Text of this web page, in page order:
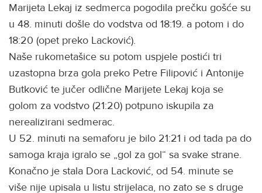
Marijeta Lekaj iz sedmerca pogodila prečku gošće su
u 48. minuti došle do vodstva od 18:19. a potom i do
18:20 (opet preko Lacković).
Naše rukometašice su potom uspjele postići tri
uzastopna brza gola preko Petre Filipović i Antonije
Butković te jučer odlične Marijete Lekaj koja se
golom za vodstvo (21:20) potpuno iskupila za
nerealizirani sedmerac.
U 52. minuti na semaforu je bilo 21:21 i od tada pa do
samoga kraja igralo se „gol za gol“ sa svake strane.
Konačno je stala Dora Lacković, od 54. minute se
više nije upisala u listu strijelaca, no zato se s druge